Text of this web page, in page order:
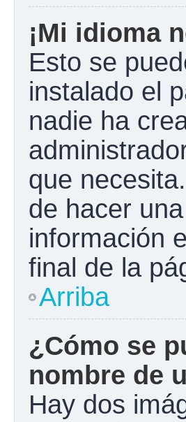
¡Mi idioma
Esto se
instalado el
nadie ha
que
de hacer
información
final de la
Arriba
¿Cómo se
nombre de
Hay dos